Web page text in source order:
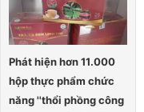
Phát hiện hơn 11.000
hộp thực phẩm chức
năng ''thổi phồng công